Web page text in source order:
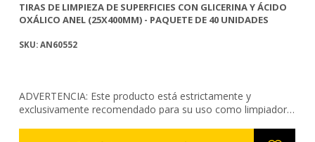
TIRAS DE LIMPIEZA DE SUPERFICIES CON GLICERINA Y ÁCIDO
OXÁLICO ANEL (25X400MM) - PAQUETE DE 40 UNIDADES
SKU: AN60552
ADVERTENCIA: Este producto está estrictamente y
exclusivamente recomendado para su uso como limpiador